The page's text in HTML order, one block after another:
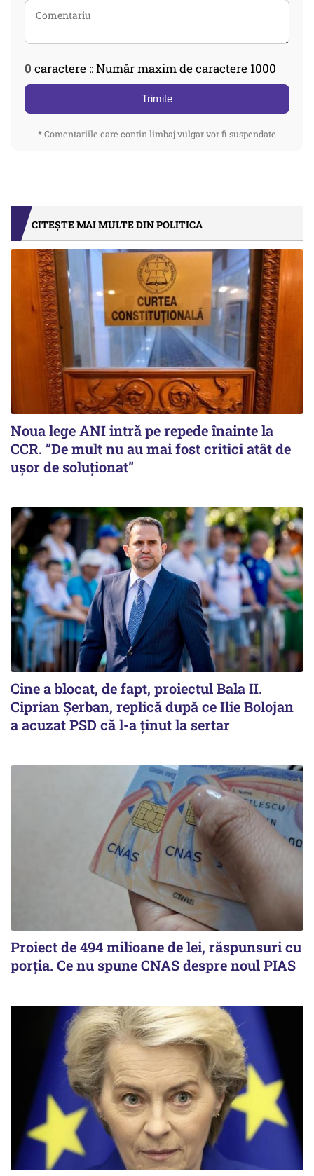
0 caractere :: Număr maxim de caractere 1000
Trimite
* Comentariile care contin limbaj vulgar vor fi suspendate
CITEȘTE MAI MULTE DIN POLITICA
Noua lege ANI intră pe repede înainte la
CCR. ”De mult nu au mai fost critici atât de
ușor de soluționat”
Cine a blocat, de fapt, proiectul Bala II.
Ciprian Șerban, replică după ce Ilie Bolojan
a acuzat PSD că l-a ținut la sertar
Proiect de 494 milioane de lei, răspunsuri cu
porția. Ce nu spune CNAS despre noul PIAS